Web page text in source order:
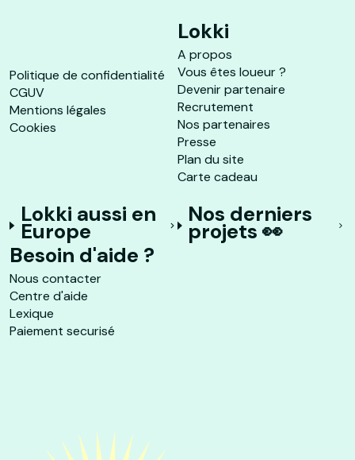
Politique de confidentialité
CGUV
Mentions légales
Cookies
Lokki
A propos
Vous êtes loueur ?
Devenir partenaire
Recrutement
Nos partenaires
Presse
Plan du site
Carte cadeau
Lokki aussi en
Europe
Nos derniers
projets 👀
Besoin d'aide ?
Nous contacter
Centre d'aide
Lexique
Paiement securisé